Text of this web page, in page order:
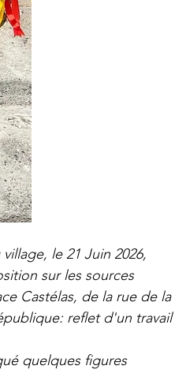
le 21 Juin 2026,
sur les sources
Castélas, de la rue de la
reflet d'un travail
quelques figures